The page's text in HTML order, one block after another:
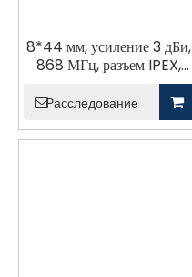
8*44 мм, усиление 3 дБи,
868 МГц, разъем IPEX,
Расследование